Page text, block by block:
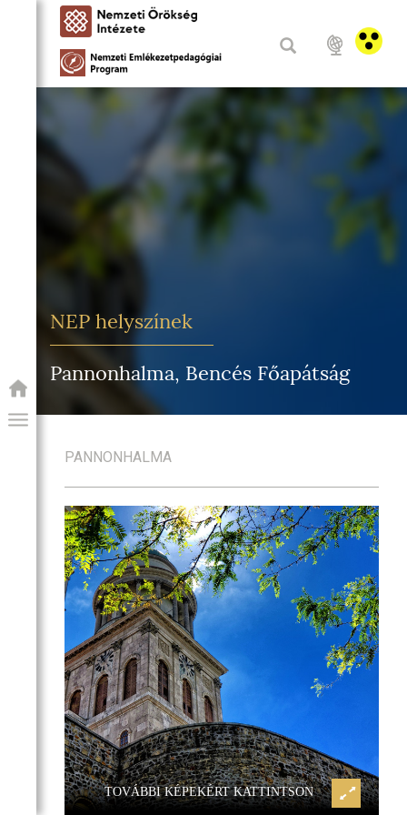
PROGRAM
NEP helyszínek
Pannonhalma, Bencés Főapátság
PANNONHALMA
TOVÁBBI KÉPEKÉRT KATTINTSON
Pannonhalma, Bencés